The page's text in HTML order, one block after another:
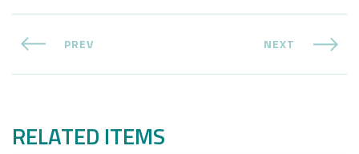
PREV NEXT
RELATED ITEMS